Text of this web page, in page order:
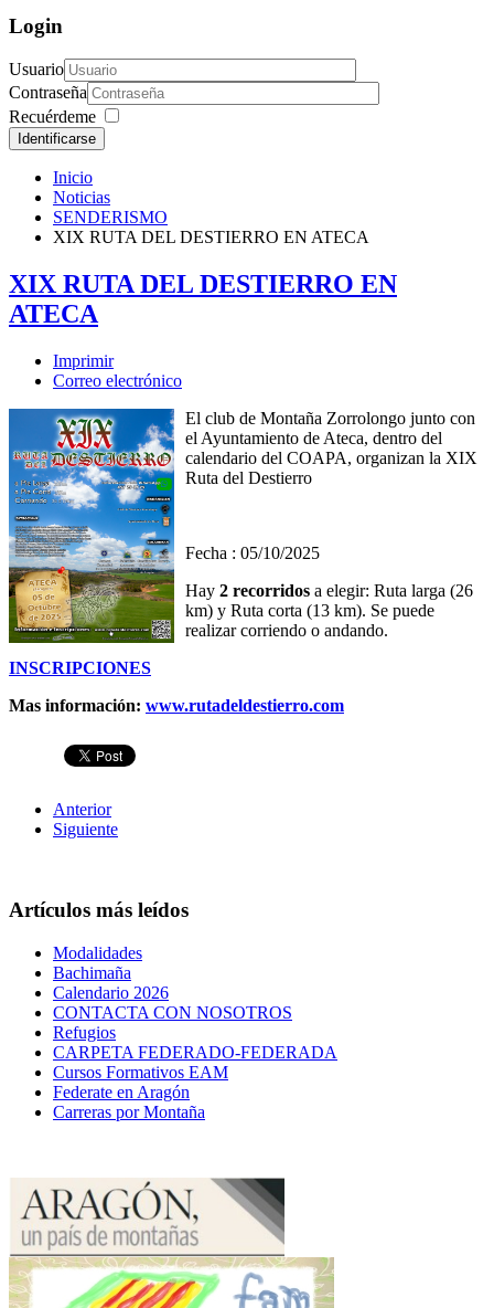
Login
Usuario
Contraseña
Recuérdeme
Identificarse
Inicio
Noticias
SENDERISMO
XIX RUTA DEL DESTIERRO EN ATECA
XIX RUTA DEL DESTIERRO EN
ATECA
Imprimir
Correo electrónico
El club de Montaña Zorrolongo junto con
el Ayuntamiento de Ateca, dentro del
calendario del COAPA, organizan la XIX
Ruta del Destierro
Fecha : 05/10/2025
Hay 2 recorridos a elegir: Ruta larga (26
km) y Ruta corta (13 km). Se puede
realizar corriendo o andando.
INSCRIPCIONES
Mas información: www.rutadeldestierro.com
Anterior
Siguiente
Artículos más leídos
Modalidades
Bachimaña
Calendario 2026
CONTACTA CON NOSOTROS
Refugios
CARPETA FEDERADO-FEDERADA
Cursos Formativos EAM
Federate en Aragón
Carreras por Montaña